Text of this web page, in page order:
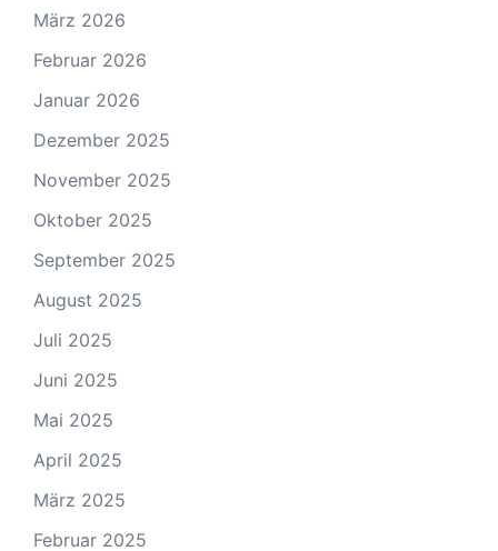
März 2026
Februar 2026
Januar 2026
Dezember 2025
November 2025
Oktober 2025
September 2025
August 2025
Juli 2025
Juni 2025
Mai 2025
April 2025
März 2025
Februar 2025